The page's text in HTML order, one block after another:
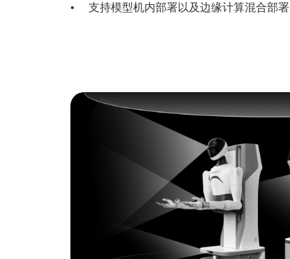
支持模型机内部署以及边缘计算混合部署